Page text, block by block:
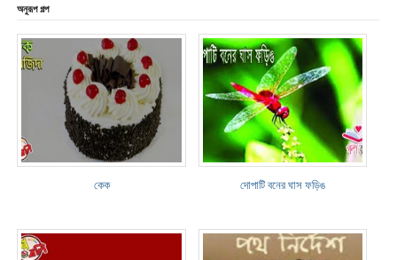
অনুরূপ গল্প
কেক দোপাটি বনের ঘাস ফড়িঙ